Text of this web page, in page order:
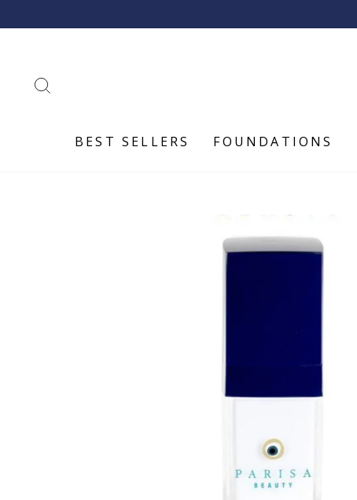
BEST SELLERS FOUNDATIONS